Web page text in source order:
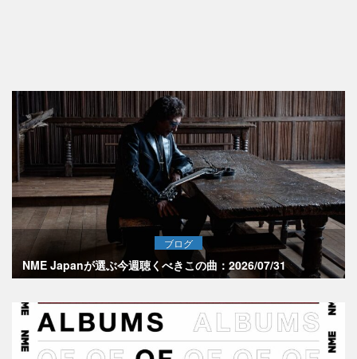
ブログ
NME Japanが選ぶ今週聴くべきこの曲：2026/07/31